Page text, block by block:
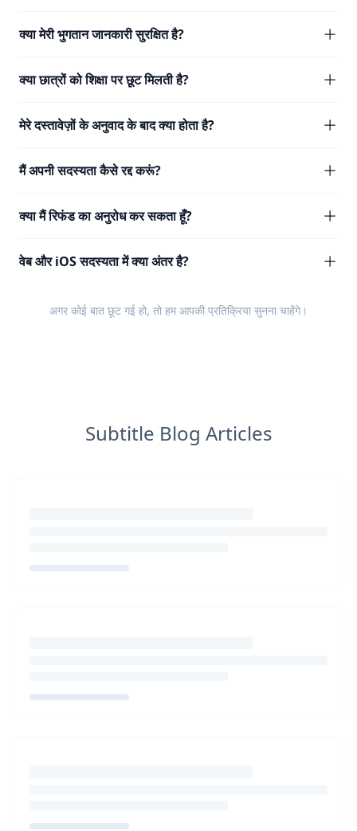
क्या मेरी भुगतान जानकारी सुरक्षित है?
क्या छात्रों को शिक्षा पर छूट मिलती है?
मेरे दस्तावेज़ों के अनुवाद के बाद क्या होता है?
मैं अपनी सदस्यता कैसे रद्द करूं?
क्या मैं रिफंड का अनुरोध कर सकता हूँ?
वेब और iOS सदस्यता में क्या अंतर है?
अगर कोई बात छूट गई हो, तो हम आपकी प्रतिक्रिया सुनना चाहेंगे।
Subtitle Blog Articles